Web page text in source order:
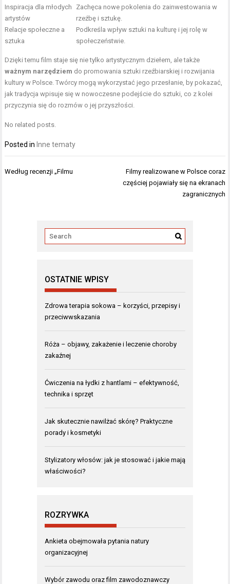
Inspiracja dla młodych
artystów
Zachęca nowe pokolenia do zainwestowania w
rzeźbę i sztukę.
Relacje społeczne a
sztuka
Podkreśla wpływ sztuki na kulturę i jej rolę w
społeczeństwie.
Dzięki temu film staje się nie tylko artystycznym dziełem, ale także
ważnym narzędziem do promowania sztuki rzeźbiarskiej i rozwijania
kultury w Polsce. Twórcy mogą wykorzystać jego przesłanie, by pokazać,
jak tradycja wpisuje się w nowoczesne podejście do sztuki, co z kolei
przyczynia się do rozmów o jej przyszłości.
No related posts.
Posted in Inne tematy
Nawigacja
Według recenzji „Filmu
Filmy realizowane w Polsce coraz
częściej pojawiały się na ekranach
zagranicznych
OSTATNIE WPISY
Zdrowa terapia sokowa – korzyści, przepisy i
przeciwwskazania
Róża – objawy, zakażenie i leczenie choroby
zakaźnej
Ćwiczenia na łydki z hantlami – efektywność,
technika i sprzęt
Jak skutecznie nawilżać skórę? Praktyczne
porady i kosmetyki
Stylizatory włosów: jak je stosować i jakie mają
właściwości?
ROZRYWKA
Ankieta obejmowała pytania natury
organizacyjnej
Wybór zawodu oraz film zawodoznawczy